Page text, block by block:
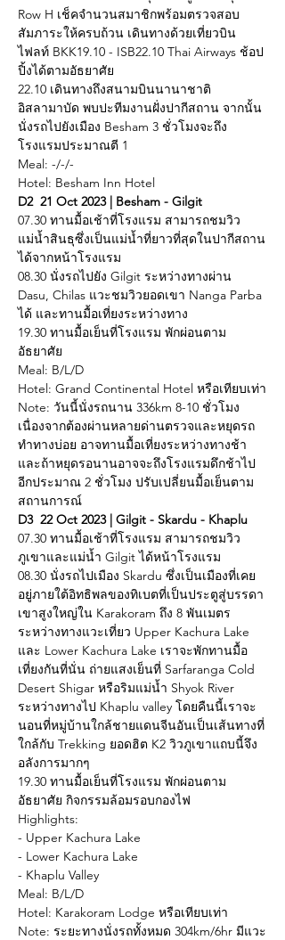
Row H เช็คจำนวนสมาชิกพร้อมตรวจสอบ
สัมภาระให้ครบถ้วน เดินทางด้วยเที่ยวบิน
ไฟลท์ BKK19.10 - ISB22.10 Thai Airways ช้อป
ปิ้งได้ตามอัธยาศัย
22.10 เดินทางถึงสนามบินนานาชาติ
อิสลามาบัด พบปะทีมงานฝั่งปากีสถาน จากนั้น
นั่งรถไปยังเมือง Besham 3 ชั่วโมงจะถึง
โรงแรมประมาณตี 1
Meal: -/-/-
Hotel: Besham Inn Hotel
D2  21 Oct 2023 | Besham - Gilgit
07.30 ทานมื้อเช้าที่โรงแรม สามารถชมวิว
แม่น้ำสินธุซึ่งเป็นแม่น้ำที่ยาวที่สุดในปากีสถาน
ได้จากหน้าโรงแรม
08.30 นั่งรถไปยัง Gilgit ระหว่างทางผ่าน
Dasu, Chilas แวะชมวิวยอดเขา Nanga Parba
ได้ และทานมื้อเที่ยงระหว่างทาง
19.30 ทานมื้อเย็นที่โรงแรม พักผ่อนตาม
อัธยาศัย
Meal: B/L/D
Hotel: Grand Continental Hotel หรือเทียบเท่า
Note: วันนี้นั่งรถนาน 336km 8-10 ชั่วโมง
เนื่องจากต้องผ่านหลายด่านตรวจและหยุดรถ
ทำทางบ่อย อาจทานมื้อเที่ยงระหว่างทางช้า
และถ้าหยุดรอนานอาจจะถึงโรงแรมดึกช้าไป
อีกประมาณ 2 ชั่วโมง ปรับเปลี่ยนมื้อเย็นตาม
สถานการณ์
D3  22 Oct 2023 | Gilgit - Skardu - Khaplu
07.30 ทานมื้อเช้าที่โรงแรม สามารถชมวิว
ภูเขาและแม่น้ำ Gilgit ได้หน้าโรงแรม
08.30 นั่งรถไปเมือง Skardu ซึ่งเป็นเมืองที่เคย
อยู่ภายใต้อิทธิพลของทิเบตที่เป็นประตูสู่บรรดา
เขาสูงใหญ่ใน Karakoram ถึง 8 พันเมตร
ระหว่างทางแวะเที่ยว Upper Kachura Lake
และ Lower Kachura Lake เราจะพักทานมื้อ
เที่ยงกันที่นั่น ถ่ายแสงเย็นที่ Sarfaranga Cold
Desert Shigar หรือริมแม่น้ำ Shyok River
ระหว่างทางไป Khaplu valley โดยคืนนี้เราจะ
นอนที่หมู่บ้านใกล้ชายแดนจีนอันเป็นเส้นทางที่
ใกล้กับ Trekking ยอดฮิต K2 วิวภูเขาแถบนี้จึง
อลังการมากๆ
19.30 ทานมื้อเย็นที่โรงแรม พักผ่อนตาม
อัธยาศัย กิจกรรมล้อมรอบกองไฟ
Highlights:
- Upper Kachura Lake
- Lower Kachura Lake
- Khaplu Valley
Meal: B/L/D
Hotel: Karakoram Lodge หรือเทียบเท่า
Note: ระยะทางนั่งรถทั้งหมด 304km/6hr มีแวะ